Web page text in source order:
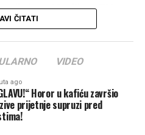
vrijednog 10 miliona KM
se kraju radovi na
vodom na
Kuljana do Piskavice.
koji obuhvata oko 10.000
u petak, zaključno sa
pet dana raditi testne faze
ČITATI
VIDEO
ago
Horor u kafiću završio
prijetnje supruzi pred